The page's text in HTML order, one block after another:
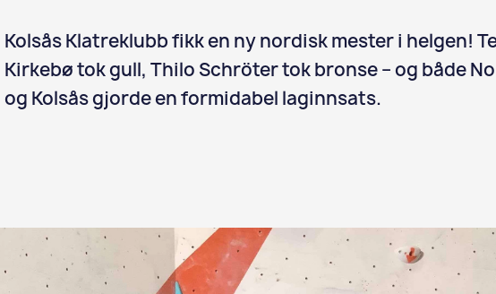
Kolsås Klatreklubb fikk en ny nordisk mester i helgen!
Kirkebø tok gull, Thilo Schröter tok bronse – og både
og Kolsås gjorde en formidabel laginnsats.